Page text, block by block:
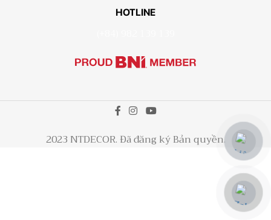
HOTLINE
2023 NTDECOR. Đã đăng ký Bản quyền.